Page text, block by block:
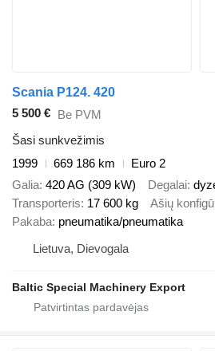
Scania P124. 420
5 500 € Be PVM
Šasi sunkvežimis
1999
669 186 km
Euro 2
Galia 420 AG (309 kW) Degalai
Transporteris 17 600 kg Ašių
Pakaba pneumatika/pneumatika
Lietuva, Dievogala
Baltic Special Machinery Export